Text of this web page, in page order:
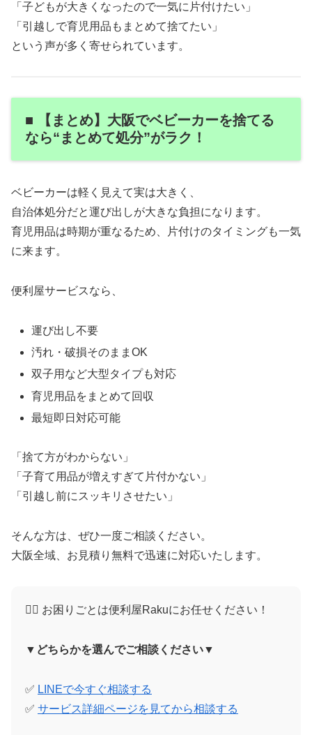
「子どもが大きくなったので一気に片付けたい」
「引越しで育児用品もまとめて捨てたい」
という声が多く寄せられています。
■ 【まとめ】大阪でベビーカーを捨てる
なら“まとめて処分”がラク！
ベビーカーは軽く見えて実は大きく、
自治体処分だと運び出しが大きな負担になります。
育児用品は時期が重なるため、片付けのタイミングも一気
に来ます。
便利屋サービスなら、
運び出し不要
汚れ・破損そのままOK
双子用など大型タイプも対応
育児用品をまとめて回収
最短即日対応可能
「捨て方がわからない」
「子育て用品が増えすぎて片付かない」
「引越し前にスッキリさせたい」
そんな方は、ぜひ一度ご相談ください。
大阪全域、お見積り無料で迅速に対応いたします。
🙋‍♀️ お困りごとは便利屋Rakuにお任せください！
▼どちらかを選んでご相談ください▼
✅ LINEで今すぐ相談する
✅ サービス詳細ページを見てから相談する